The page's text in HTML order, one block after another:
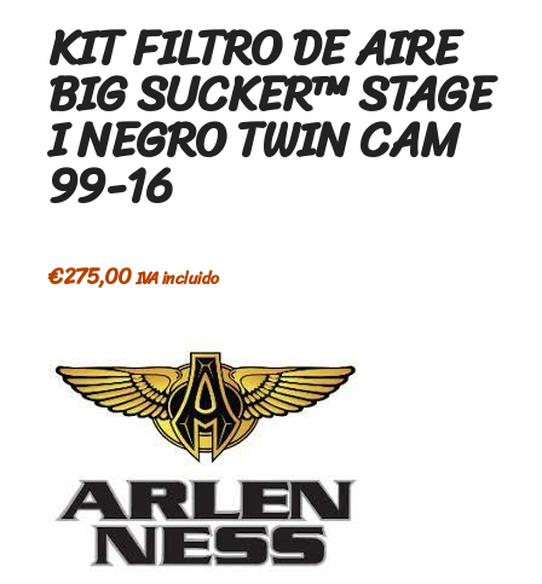
KIT FILTRO DE AIRE
BIG SUCKER™ STAGE
I NEGRO TWIN CAM
99-16
€275,00IVA incluido